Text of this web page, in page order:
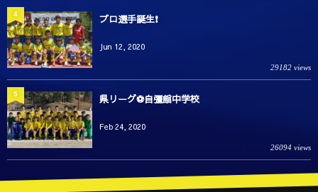
プロ選手誕生❗️
Jun 12, 2020
29182 views
4
県リーグ⚽️自彊館中学校
Feb 24, 2020
26094 views
5